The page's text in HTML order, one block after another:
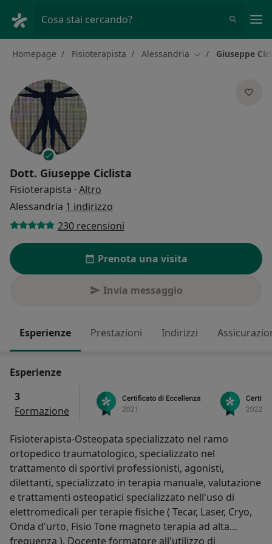
Cosa stai cercando?
Homepage Fisioterapista Alessandria Cambia città
Giuseppe
Dott. Giuseppe Ciclista
Fisioterapista · Altro
Alessandria 1 indirizzo
230 recensioni
Prenota una visita
Invia messaggio
Esperienze Prestazioni Indirizzi
Esperienze
3
Formazione
Fisioterapista-Osteopata specializzato nel ramo
ortopedico traumatologico, specializzato nel
trattamento di sportivi professionisti, agonisti,
dilettanti, specializzato in terapia manuale, valutazione
e trattamenti osteopatici specializzato nell'uso di
elettromedicali per terapie fisiche ( Tecar, Laser, Cryo,
Onda d'urto, Fisio Tone magneto terapia ad alta
frequenza ). Docente formatore all'utilizzo di